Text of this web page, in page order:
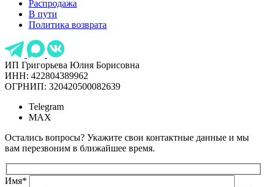
Распродажа
В пути
Политика возврата
ИП Григорьева Юлия Борисовна
ИНН: 422804389962
ОГРНИП: 320420500082639
Telegram
MAX
Остались вопросы? Укажите свои контактные данные и мы
вам перезвоним в ближайшее время.
Имя*